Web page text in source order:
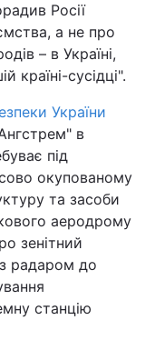
Росії
а не про
– в Україні,
країні-сусідці".
України
в
під
окупованому
та засоби
аеродрому
зенітний
радаром до
станцію